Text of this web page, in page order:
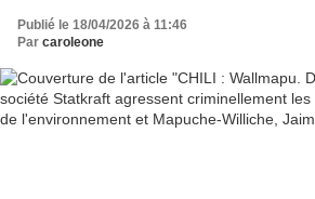
Mapuche-Williche, Jaime Uribe
Publié le 18/04/2026 à 11:46
Par caroleone